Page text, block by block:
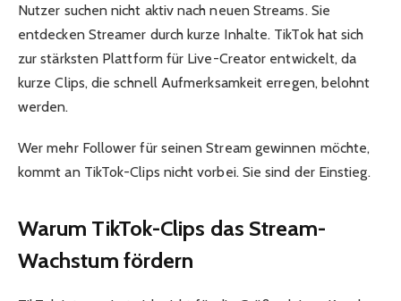
Nutzer suchen nicht aktiv nach neuen Streams. Sie
entdecken Streamer durch kurze Inhalte. TikTok hat sich
zur stärksten Plattform für Live-Creator entwickelt, da
kurze Clips, die schnell Aufmerksamkeit erregen, belohnt
werden.
Wer mehr Follower für seinen Stream gewinnen möchte,
kommt an TikTok-Clips nicht vorbei. Sie sind der Einstieg.
Warum TikTok-Clips das Stream-
Wachstum fördern